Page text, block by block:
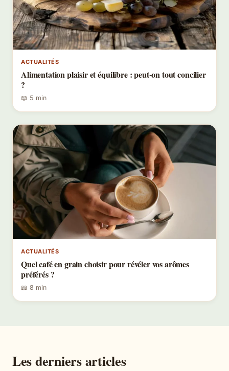
ACTUALITÉS
Alimentation plaisir et équilibre : peut-on tout concilier
?
📖 5 min
ACTUALITÉS
Quel café en grain choisir pour révéler vos arômes
préférés ?
📖 8 min
Les derniers articles